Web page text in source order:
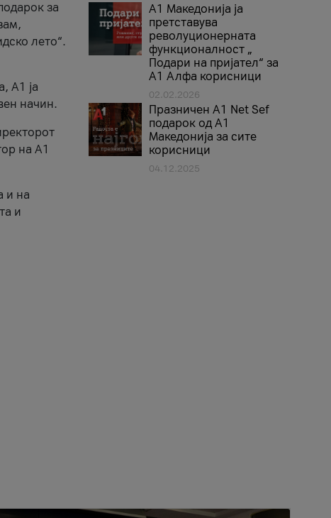
за
лето“.
A1 ја
начин.
на A1
и на
и
А1 Македонија ја
претставува
револуционерната
функционалност „
Подари на пријател“ за
А1 Алфа корисници
02.02.2026
Празничен A1 Net Sеf
подарок од А1
Македонија за сите
корисници
04.12.2025